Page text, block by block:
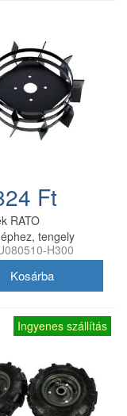
Ft
RATO
tengely
H300
Ingyenes szállítás